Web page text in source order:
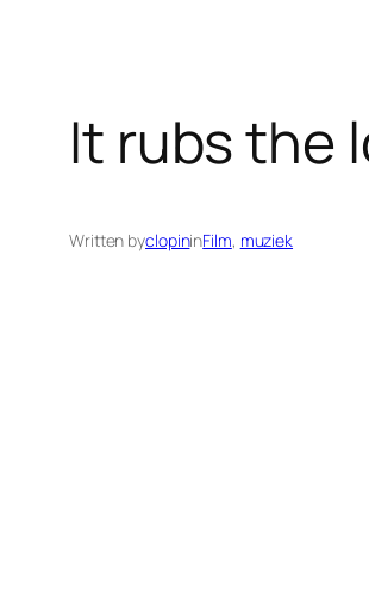
It rubs the
Written byclopininFilm, muziek